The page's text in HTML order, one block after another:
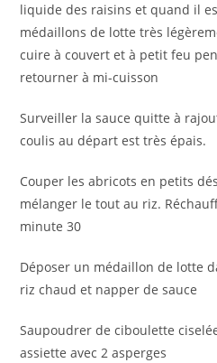
liquide des raisins et quand il
médaillons de lotte très
cuire à couvert et à petit feu
retourner à mi-cuisson
Surveiller la sauce quitte à
coulis au départ est très épais.
Couper les abricots en petits
mélanger le tout au riz.
minute 30
Déposer un médaillon de lotte
riz chaud et napper de sauce
Saupoudrer de ciboulette
assiette avec 2 asperges